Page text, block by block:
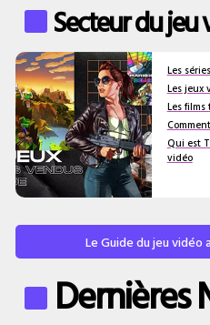
Secteur du jeu
Les
Les jeux
Les
Qui est
vidéo
Le Guide du jeu vidéo
Dernières